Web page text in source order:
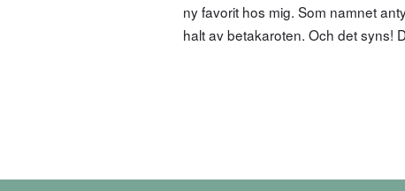
ny favorit hos mig. Som namnet
halt av betakaroten. Och det syns!